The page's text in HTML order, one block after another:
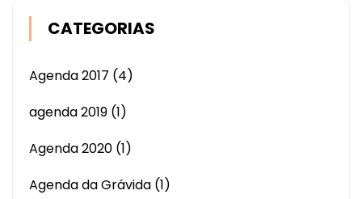
CATEGORIAS
Agenda 2017 (4)
agenda 2019 (1)
Agenda 2020 (1)
Agenda da Grávida (1)